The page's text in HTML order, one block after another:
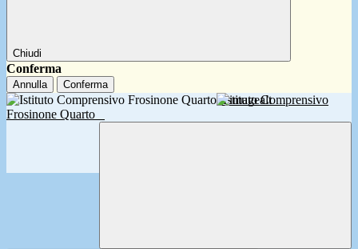
Chiudi
Conferma
Annulla Conferma
Istituto Comprensivo
Frosinone Quarto